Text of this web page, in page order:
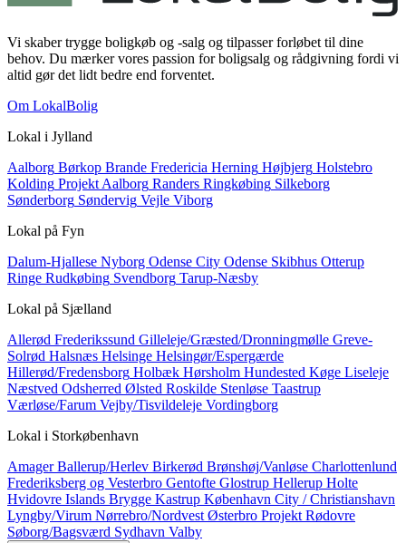
Vi skaber trygge boligkøb og -salg og tilpasser forløbet til dine
behov. Du mærker vores passion for boligsalg og rådgivning fordi vi
altid gør det lidt bedre end forventet.
Om LokalBolig
Lokal i Jylland
Aalborg Børkop Brande Fredericia Herning Højbjerg Holstebro
Kolding Projekt Aalborg Randers Ringkøbing Silkeborg
Sønderborg Søndervig Vejle Viborg
Lokal på Fyn
Dalum-Hjallese Nyborg Odense City Odense Skibhus Otterup
Ringe Rudkøbing Svendborg Tarup-Næsby
Lokal på Sjælland
Allerød Frederikssund Gilleleje/Græsted/Dronningmølle Greve-
Solrød Halsnæs Helsinge Helsingør/Espergærde
Hillerød/Fredensborg Holbæk Hørsholm Hundested Køge Liseleje
Næstved Odsherred Ølsted Roskilde Stenløse Taastrup
Værløse/Farum Vejby/Tisvildeleje Vordingborg
Lokal i Storkøbenhavn
AmagerBallerup/Herlev Birkerød Brønshøj/Vanløse Charlottenlund
Frederiksberg og Vesterbro Gentofte Glostrup Hellerup Holte
Hvidovre Islands Brygge Kastrup København City / Christianshavn
Lyngby/Virum Nørrebro/Nordvest Østerbro Projekt Rødovre
Søborg/Bagsværd Sydhavn Valby